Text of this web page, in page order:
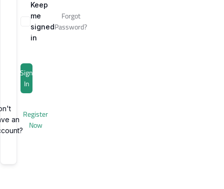
Keep
me
signed
in
Forgot
Password?
Sign
In
an Register
Now